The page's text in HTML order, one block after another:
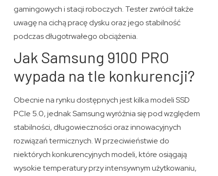
gamingowych i stacji roboczych. Tester zwrócił także
uwagę na cichą pracę dysku oraz jego stabilność
podczas długotrwałego obciążenia.
Jak Samsung 9100 PRO
wypada na tle konkurencji?
Obecnie na rynku dostępnych jest kilka modeli SSD
PCIe 5.0, jednak Samsung wyróżnia się pod względem
stabilności, długowieczności oraz innowacyjnych
rozwiązań termicznych. W przeciwieństwie do
niektórych konkurencyjnych modeli, które osiągają
wysokie temperatury przy intensywnym użytkowaniu,